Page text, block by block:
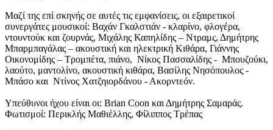
Μαζί της επί σκηνής σε αυτές τις εμφανίσεις, οι εξαιρετικοί
συνεργάτες μουσικοί: Bαχάν Γκαλστιάν - κλαρίνο, φλογέρα,
ντουντούκ και ζουρνάς, Μιχάλης Καπηλίδης – Ντραμς, Δημήτρης
Μπαρμπαγάλας – ακουστική και ηλεκτρική Κιθάρα, Γιάννης
Οικονομίδης – Τρομπέτα, πιάνο, Νίκος Πασσαλίδης - Μπουζούκι,
λαούτο, μαντολίνο, ακουστική κιθάρα, Βασίλης Νησόπουλος -
Μπάσο και Ντίνος Χατζηιορδάνου - Ακορντεόν.
Υπεύθυνοι ήχου είναι οι: Brian Coon και Δημήτρης Σαμαράς.
Φωτισμοί: Περικλής Μαθιέλλης, Φίλιππος Τρέπας